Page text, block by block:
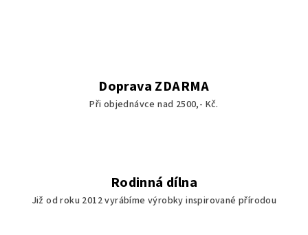
Doprava ZDARMA
Při objednávce nad 2500,- Kč.
Rodinná dílna
Již od roku 2012 vyrábíme výrobky inspirované přírodou